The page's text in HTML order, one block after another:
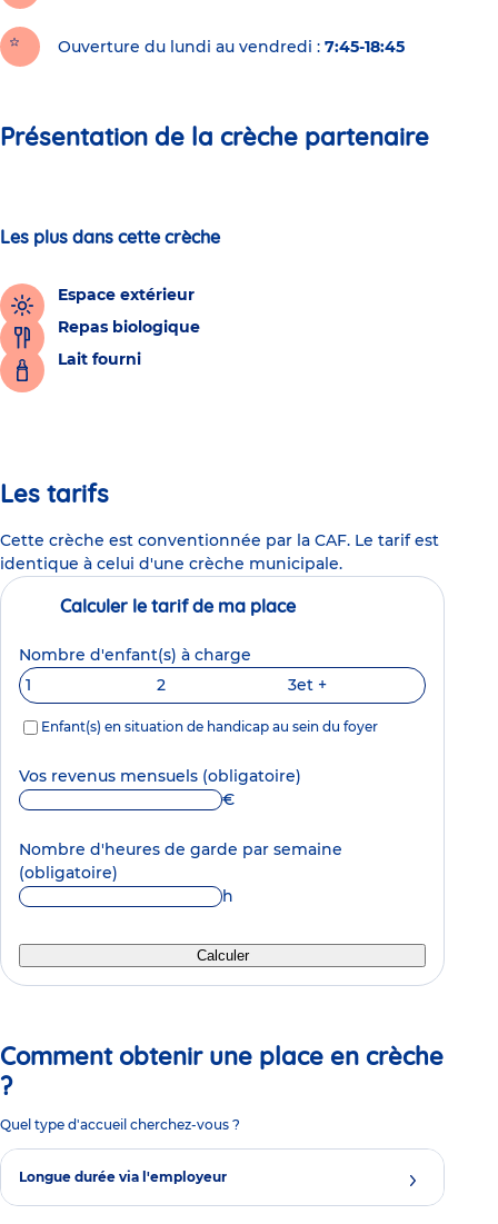
Ouverture du lundi au vendredi : 7:45-18:45
Présentation de la crèche partenaire
Les plus dans cette crèche
Espace extérieur
Repas biologique
Lait fourni
Les tarifs
Cette crèche est conventionnée par la CAF. Le tarif est
identique à celui d'une crèche municipale.
Calculer le tarif de ma place
Nombre d'enfant(s) à charge
1
2 3et +
Enfant(s) en situation de handicap au sein du foyer
Vos revenus mensuels (obligatoire)
€
Nombre d'heures de garde par semaine
(obligatoire)
h
Calculer
Comment obtenir une place en crèche
?
Quel type d'accueil cherchez-vous ?
Longue durée via l'employeur